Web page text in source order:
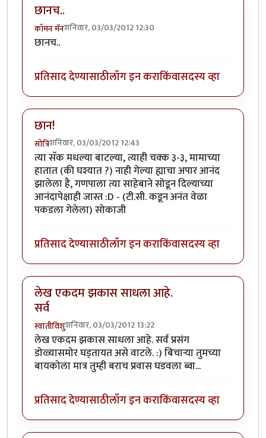
छानच..
कॉमन मॅनशनिवार, 03/03/2012 12:30
छानच..
प्रतिसाद देण्यासाठीलॉग इन कराकिंवासदस्य व्हा
छान!
सोत्रिशनिवार, 03/03/2012 12:43
त्या सॅक मधल्या बाटल्या, त्याही चक्क ३-३, मामाच्या
हातात (की घश्यात ?) नाही गेल्या ह्याचा अपार आनंद
झालेला है, गणपाला त्या साहेबाने सोडून दिल्याच्या
आनंदापेक्षाही जास्त :D - (टी.सी. कडून अनंत वेळा
पकडला गेलेला) सोकाजी
प्रतिसाद देण्यासाठीलॉग इन कराकिंवासदस्य व्हा
लेख एकदम झकास साधला आहे.
सर्व
स्वातीविशुशनिवार, 03/03/2012 13:22
लेख एकदम झकास साधला आहे. सर्व प्रसंग
डोळ्यासमोर घड्तायत असे वाटले. :) बिचार्‍या तुमच्या
बायकोला मात्र तुम्ही बराच प्रवास घडवला ब्वा...
प्रतिसाद देण्यासाठीलॉग इन कराकिंवासदस्य व्हा